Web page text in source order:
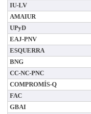
IU-LV
AMAIUR
UPyD
EAJ-PNV
ESQUERRA
BNG
CC-NC-PNC
COMPROMÍS-Q
FAC
GBAI